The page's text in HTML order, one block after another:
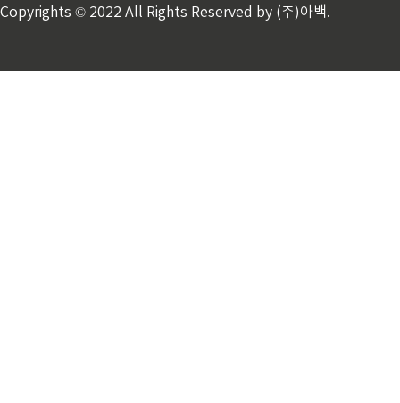
Copyrights © 2022 All Rights Reserved by (주)아백.